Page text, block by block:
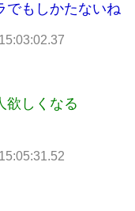
でもしかたないね
欲しくなる